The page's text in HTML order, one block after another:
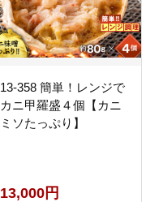
13-358 簡単！レンジで
カニ甲羅盛４個【カニ
ミソたっぷり】
13,000円